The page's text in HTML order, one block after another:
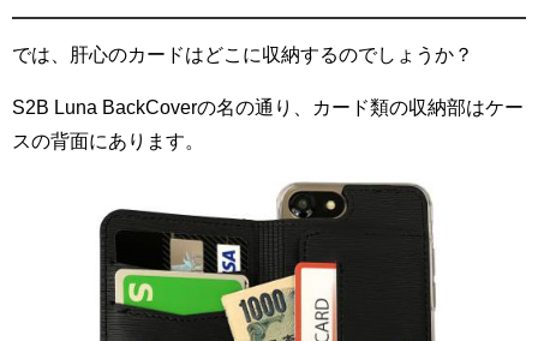
では、肝心のカードはどこに収納するのでしょうか？
S2B Luna BackCoverの名の通り、カード類の収納部はケー
スの背面にあります。